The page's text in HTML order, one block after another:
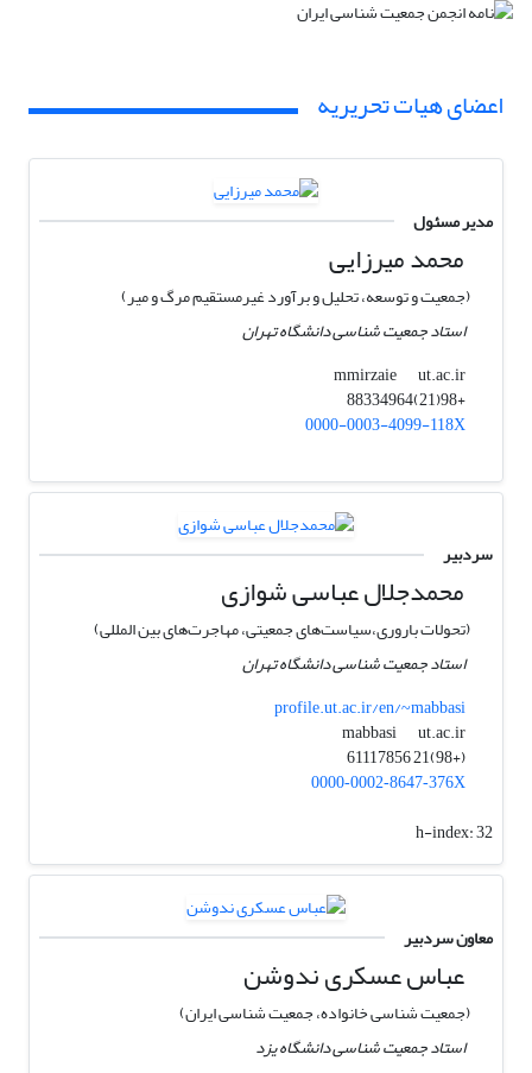
اعضای هیات تحریریه
مدیر مسئول
محمد میرزایی
(جمعیت و توسعه، تحلیل و برآورد غیرمستقیم مرگ و میر)
استاد جمعیت شناسی دانشگاه تهران
mmirzaie
ut.ac.ir
+98(21)88334964
0000-0003-4099-118X
سردبیر
محمدجلال عباسی شوازی
(تحولات باروری،سیاست‌های جمعیتی، مهاجرت‌های بین المللی)
استاد جمعیت شناسی دانشگاه تهران
profile.ut.ac.ir/en/~mabbasi
mabbasi
ut.ac.ir
(+98)21 61117856
0000‑0002‑8647‑376X
h-index:32
معاون سردبیر
عباس عسکری ندوشن
(جمعیت شناسی خانواده، جمعیت شناسی ایران)
استاد جمعیت شناسی دانشگاه یزد